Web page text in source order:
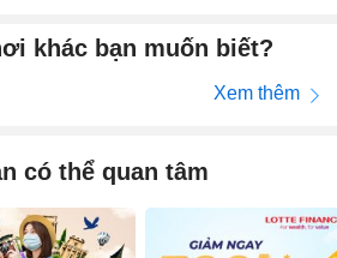
khác bạn muốn biết?
Xem thêm
có thể quan tâm